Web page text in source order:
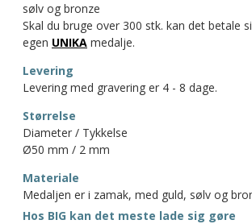
sølv og bronze
Skal du bruge over 300 stk. kan det betale
egen UNIKA medalje.
Levering
Levering med gravering er 4 - 8 dage.
Størrelse
Diameter / Tykkelse
Ø50 mm / 2 mm
Materiale
Medaljen er i zamak, med guld, sølv og
Hos BIG kan det meste lade sig gøre